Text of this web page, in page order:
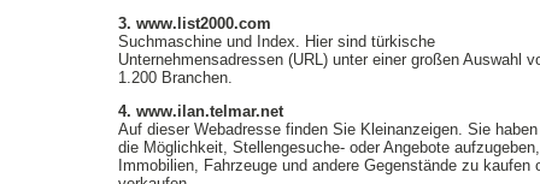
3. www.list2000.com
Suchmaschine und Index. Hier sind türkische
Unternehmensadressen (URL) unter einer großen Auswahl
1.200 Branchen.
4. www.ilan.telmar.net
Auf dieser Webadresse finden Sie Kleinanzeigen. Sie
die Möglichkeit, Stellengesuche- oder Angebote aufzugeben,
Immobilien, Fahrzeuge und andere Gegenstände zu kaufen